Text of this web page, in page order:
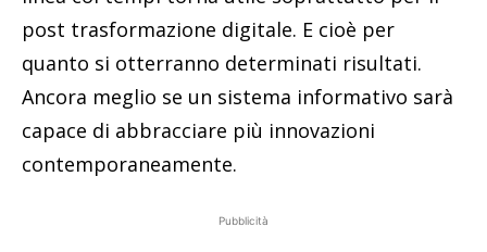
post trasformazione digitale. E cioè per
quanto si otterranno determinati risultati.
Ancora meglio se un sistema informativo sarà
capace di abbracciare più innovazioni
contemporaneamente.
Pubblicità